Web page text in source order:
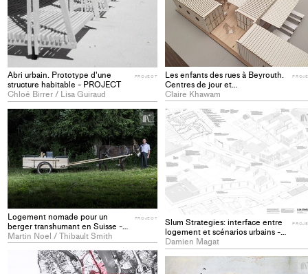
Abri urbain. Prototype d'une
structure habitable - PROJECT
Chloé Birrer / Lisa Guiraud
PROJECT Les enfants des rues à Beyrouth.
Centres de jour et
d'hébergement (Liban) -
PROJECT
Claire Khawam
Slum Strategies: interface entre
logement et scénarios urbains -
PROJECT
Damien Magat
+
Logement nomade pour un
berger transhumant en Suisse -
PROJECT
Martin Noel / Thibault Smith
PROJECT
+
Add
project
to
collections
+
Add +